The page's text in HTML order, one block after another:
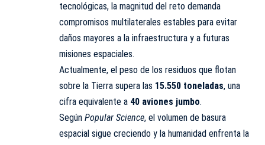
tecnológicas, la magnitud del reto demanda
compromisos multilaterales estables para evitar
daños mayores a la infraestructura y a futuras
misiones espaciales.
Actualmente, el peso de los residuos que flotan
sobre la Tierra supera las 15.550 toneladas, una
cifra equivalente a 40 aviones jumbo.
Según Popular Science, el volumen de basura
espacial sigue creciendo y la humanidad enfrenta la